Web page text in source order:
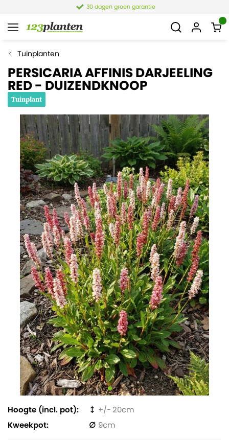
30 dagen groen garantie
Tuinplanten
PERSICARIA AFFINIS DARJEELING
RED - DUIZENDKNOOP
Tuinplant
Hoogte (incl. pot)
20
Kweekpot
9